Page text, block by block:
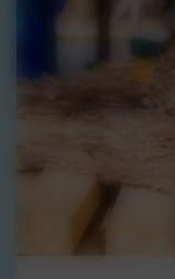
votre
qu'ils
ainsi
vous